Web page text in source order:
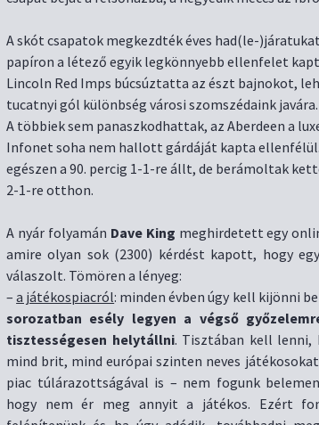
A skót csapatok megkezdték éves had(le-
papíron a létező egyik legkönnyebb ellenfelet
Lincoln Red Imps búcsúztatta az észt bajnokot,
tucatnyi gól különbség városi szomszédaink javára.
A többiek sem panaszkodhattak, az Aberdeen a
Infonet soha nem hallott gárdáját kapta
egészen a 90. percig 1-1-re állt, de berámoltak
2-1-re otthon.
A nyár folyamán Dave King meghirdetett egy
amire olyan sok (2300) kérdést kapott, hogy
válaszolt. Tömören a lényeg:
–a játékospiacról: minden évben úgy kell kijönni
sorozatban esély legyen a végső
tisztességesen helytállni. Tisztában kell lenni,
mind brit, mind európai szinten neves
piac túlárazottságával is – nem fogunk
hogy nem ér meg annyit a játékos. Ezért